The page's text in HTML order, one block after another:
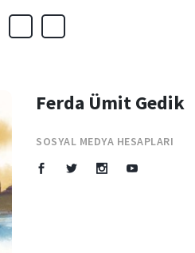
Ferda Ümit Gedik
SOSYAL MEDYA HESAPLARI